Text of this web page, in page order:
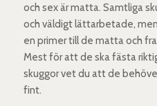
och sex är matta. Samtliga
och väldigt lättarbetade,
en primer till de matta och
Mest för att de ska fästa
skuggor vet du att de
fint.